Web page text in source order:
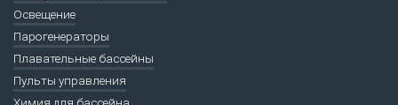
Освещение
Парогенераторы
Плавательные бассейны
Пульты управления
Химия для бассейна